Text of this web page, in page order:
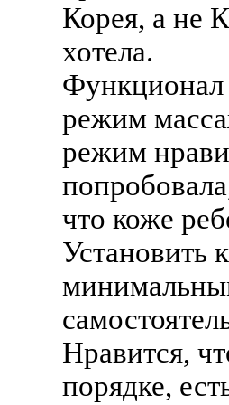
Корея, а не
хотела.
Функционал
режим
режим
что коже
Установить
Нравится,
порядке,